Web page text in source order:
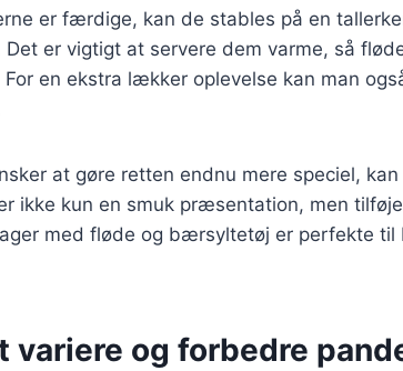
er færdige, kan de stables på en
er vigtigt at servere dem varme, så
en ekstra lækker oplevelse kan man
at gøre retten endnu mere speciel,
ikke kun en smuk præsentation, men
med fløde og bærsyltetøj er perfekte til
variere og forbedre